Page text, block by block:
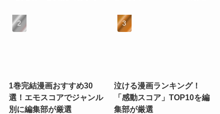
1巻完結漫画おすすめ30
選！エモスコアでジャンル
別に編集部が厳選
泣ける漫画ランキング！
「感動スコア」TOP10を編
集部が厳選